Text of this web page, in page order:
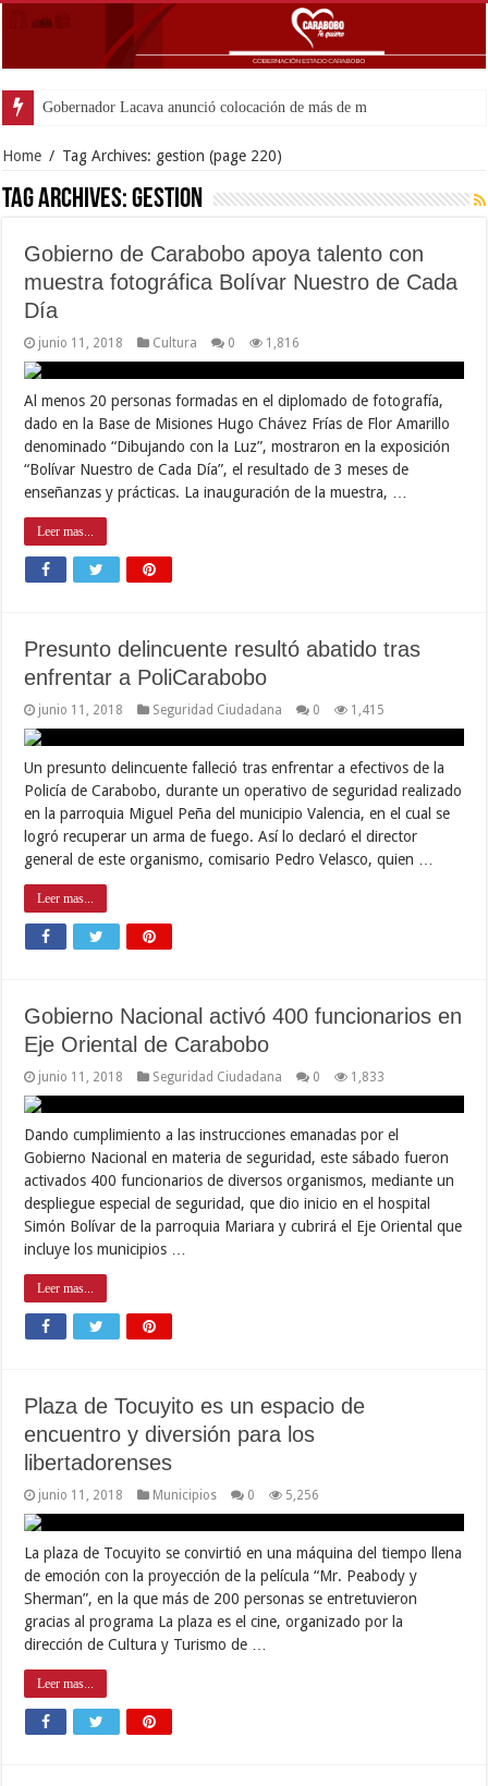
Gobernador Lacava anunció colocación de más de mil 500 tonelad
Home / Tag Archives: gestion (page 220)
Tag Archives:gestion
Gobierno de Carabobo apoya talento con
muestra fotográfica Bolívar Nuestro de Cada
Día
junio 11, 2018 Cultura 0 1,816
Al menos 20 personas formadas en el diplomado de fotografía,
dado en la Base de Misiones Hugo Chávez Frías de Flor Amarillo
denominado “Dibujando con la Luz”, mostraron en la exposición
“Bolívar Nuestro de Cada Día”, el resultado de 3 meses de
enseñanzas y prácticas. La inauguración de la muestra, …
Leer mas...
Presunto delincuente resultó abatido tras
enfrentar a PoliCarabobo
junio 11, 2018 Seguridad Ciudadana 0 1,415
Un presunto delincuente falleció tras enfrentar a efectivos de la
Policía de Carabobo, durante un operativo de seguridad realizado
en la parroquia Miguel Peña del municipio Valencia, en el cual se
logró recuperar un arma de fuego. Así lo declaró el director
general de este organismo, comisario Pedro Velasco, quien …
Leer mas...
Gobierno Nacional activó 400 funcionarios en
Eje Oriental de Carabobo
junio 11, 2018 Seguridad Ciudadana 0 1,833
Dando cumplimiento a las instrucciones emanadas por el
Gobierno Nacional en materia de seguridad, este sábado fueron
activados 400 funcionarios de diversos organismos, mediante un
despliegue especial de seguridad, que dio inicio en el hospital
Simón Bolívar de la parroquia Mariara y cubrirá el Eje Oriental que
incluye los municipios …
Leer mas...
Plaza de Tocuyito es un espacio de
encuentro y diversión para los
libertadorenses
junio 11, 2018 Municipios 0 5,256
La plaza de Tocuyito se convirtió en una máquina del tiempo llena
de emoción con la proyección de la película “Mr. Peabody y
Sherman”, en la que más de 200 personas se entretuvieron
gracias al programa La plaza es el cine, organizado por la
dirección de Cultura y Turismo de …
Leer mas...